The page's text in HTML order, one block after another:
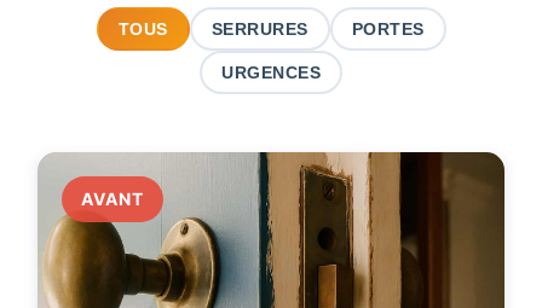
TOUS SERRURES PORTES
URGENCES
AVANT